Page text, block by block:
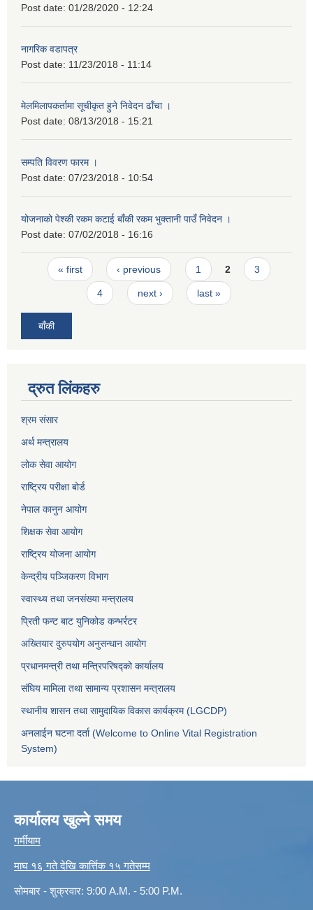
Post date: 01/28/2020 - 12:24
नागरिक वडापत्र
Post date: 11/23/2018 - 11:14
मेलमिलापकर्तामा सूचीकृत हुने निवेदन ढाँचा ।
Post date: 08/13/2018 - 15:21
सम्पति विवरण फारम ।
Post date: 07/23/2018 - 10:54
योजनाको पेश्की रकम कटाई बाँकी रकम भुक्तानी पाउँ निवेदन ।
Post date: 07/02/2018 - 16:16
Pages
« first ‹ previous 1 2 3
4 next › last »
बाँकी
द्रुत लिंकहरु
श्रम संसार
अर्थ मन्त्रालय
लोक सेवा आयोग
राष्ट्रिय परीक्षा बोर्ड
नेपाल कानुन आयोग
शिक्षक सेवा आयोग
राष्ट्रिय योजना आयोग
केन्द्रीय पञ्जिकरण विभाग
स्वास्थ्य तथा जनसंख्या मन्त्रालय
प्रिती फन्ट बाट युनिकोड कन्भर्रटर
अख्तियार दुरुपयोग अनुसन्धान आयोग
प्रधानमन्त्री तथा मन्त्रिपरिषद्को कार्यालय
संघिय मामिला तथा सामान्य प्रशासन मन्त्रालय
स्थानीय शासन तथा सामुदायिक विकास कार्यक्रम (LGCDP)
अनलाईन घटना दर्ता (Welcome to Online Vital Registration
System)
कार्यालय खुल्ने समय
गर्मीयाम
माघ १६ गते देखि कार्त्तिक १५ गतेसम्म
सोमबार - शुक्रवार: 9:00 A.M. - 5:00 P.M.